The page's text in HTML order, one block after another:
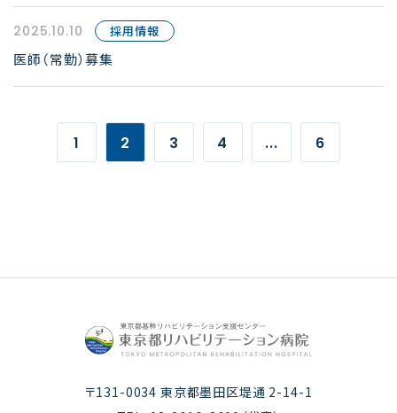
2025.10.10 採用情報
医師（常勤）募集
1 2 3 4 ... 6
〒131-0034 東京都墨田区堤通 2-14-1